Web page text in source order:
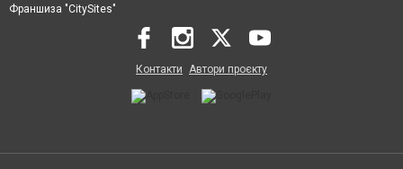
Франшиза "CitySites"
Контакти Автори проєкту